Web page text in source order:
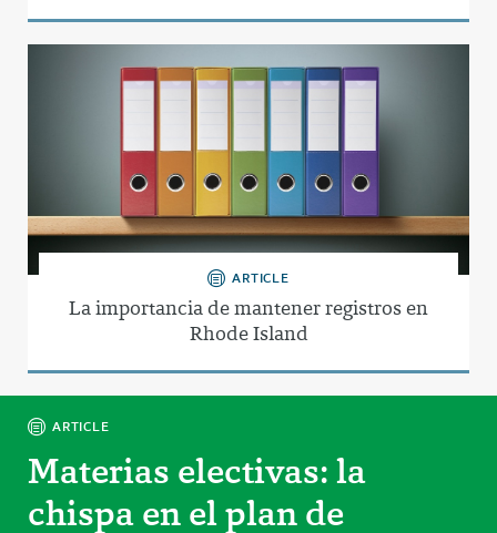
ARTICLE
La importancia de mantener registros en
Rhode Island
ARTICLE
Materias electivas: la
chispa en el plan de